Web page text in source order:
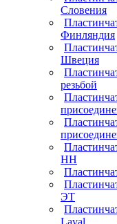
Словения
Финляндия
Швеция
резьбой
НН
ЭТ
Laval